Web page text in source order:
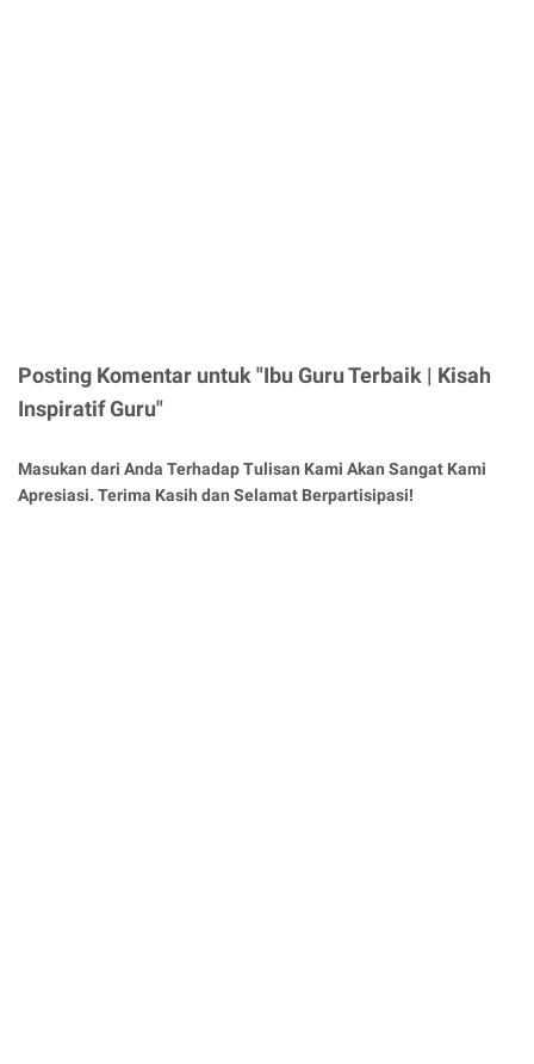
Posting Komentar untuk "Ibu Guru Terbaik | Kisah
Inspiratif Guru"
Masukan dari Anda Terhadap Tulisan Kami Akan Sangat Kami
Apresiasi. Terima Kasih dan Selamat Berpartisipasi!